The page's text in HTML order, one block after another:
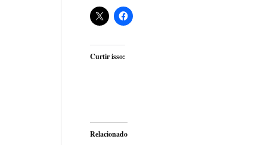
Curtir isso:
Relacionado